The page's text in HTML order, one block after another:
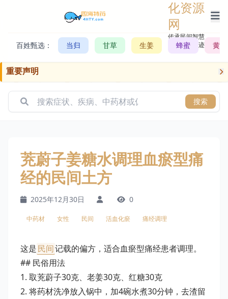
化资源
网
传承民间智慧，
记录历史轨迹
百姓甄选： 当归 甘草 生姜 蜂蜜 黄芪
重要声明
搜索
茺蔚子姜糖水调理血瘀型痛
经的民间土方
2025年12月30日 0
中药材 女性 民间 活血化瘀 痛经调理
这是民间记载的偏方，适合血瘀型痛经患者调理。
## 民俗用法
1. 取茺蔚子30克、老姜30克、红糖30克
2. 将药材洗净放入锅中，加4碗水煮30分钟，去渣留